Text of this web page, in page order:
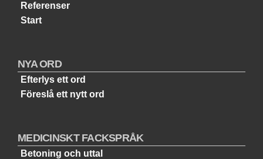
Referenser
Start
NYA ORD
Efterlys ett ord
Föreslå ett nytt ord
MEDICINSKT FACKSPRÅK
Betoning och uttal